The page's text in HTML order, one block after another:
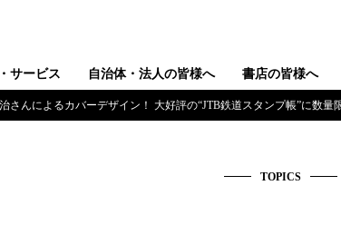
サービス 自治体・法人の皆様へ 書店の皆様へ
さんによるカバーデザイン！ 大好評の“JTB鉄道スタンプ帳”に数
TOPICS